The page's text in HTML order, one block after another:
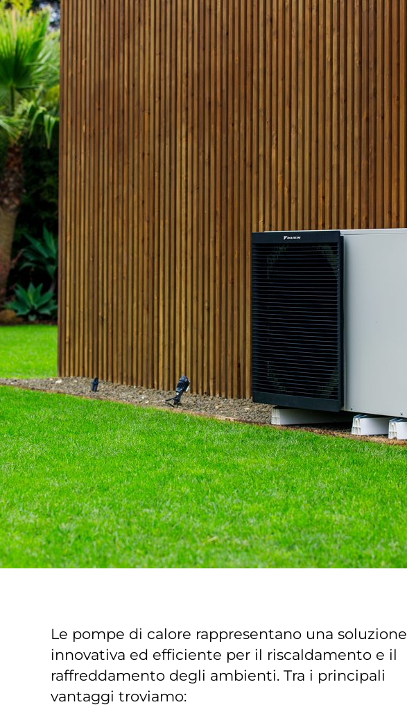
Le pompe di calore rappresentano una soluzione
innovativa ed efficiente per il riscaldamento e il
raffreddamento degli ambienti. Tra i principali
vantaggi troviamo: